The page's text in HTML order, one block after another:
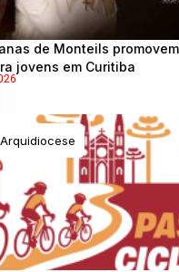
de Monteils
jovens em Curitiba